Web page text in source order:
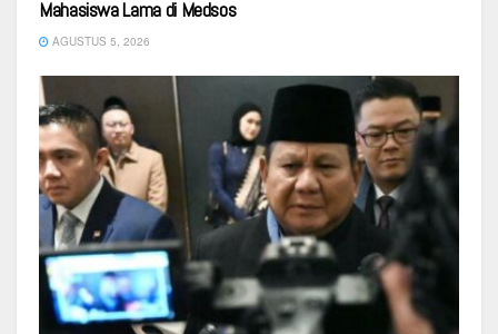
Mahasiswa Lama di Medsos
AGUSTUS 5, 2026